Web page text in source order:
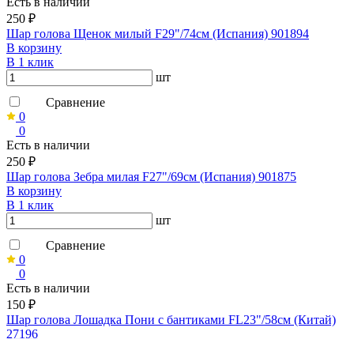
250 ₽
Шар голова Щенок милый F29"/74см (Испания) 901894
В корзину
В 1 клик
шт
Сравнение
0
0
Есть в наличии
250 ₽
Шар голова Зебра милая F27"/69см (Испания) 901875
В корзину
В 1 клик
шт
Сравнение
0
0
Есть в наличии
150 ₽
Шар голова Лошадка Пони с бантиками FL23"/58см (Китай)
27196